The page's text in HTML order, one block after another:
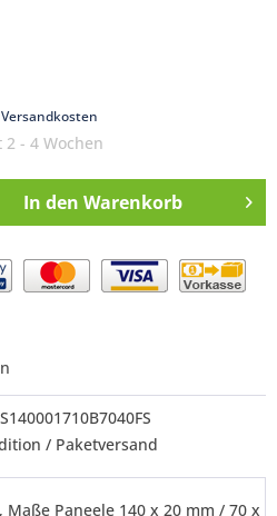
- 4 Wochen
In den Warenkorb
/ Paketversand
Paneele 140 x 20 mm / 70 x